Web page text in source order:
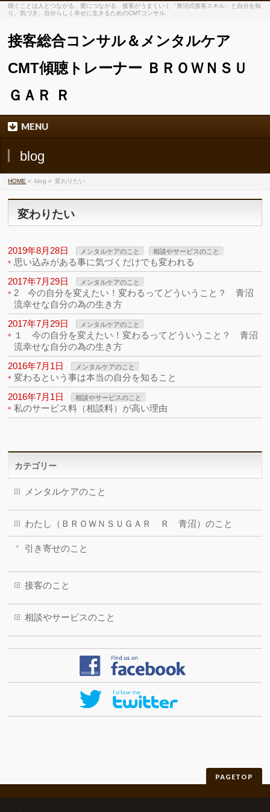
聴くことは人とつながる、愛につながる 接客がうまくいく「青沼式接客スキル」と自分を知
り、気づき、自分らしく幸せに生きるためのCMTコンサル
接客総合コンサル＆メンタルケア
CMT傾聴トレーナー ＢＲＯＷＮＳＵ
ＧＡＲ Ｒ
MENU
blog
HOME » blog » 変わりたい
変わりたい
2019年8月28日 メンタルケアのこと 相談やサービスのこと
思い込みがある事に気づくだけでも変われる
2017年7月29日
メンタルケアのこと
2 今の自分を変えたい！変わるってどういうこと？ 青沼
流幸せな自分の為の生き方
2017年7月29日
メンタルケアのこと
１ 今の自分を変えたい！変わるってどういうこと？ 青沼
流幸せな自分の為の生き方
2016年7月1日
メンタルケアのこと
変わるという事は本当の自分を知ること
2016年7月1日
相談やサービスのこと
私のサービス料（相談料）が高い理由
カテゴリー
メンタルケアのこと
わたし（ＢＲＯＷＮＳＵＧＡＲ Ｒ 青沼）のこと
引き寄せのこと
接客のこと
相談やサービスのこと
PAGETOP